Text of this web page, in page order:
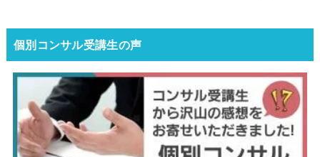
個別コンサル受講生の声